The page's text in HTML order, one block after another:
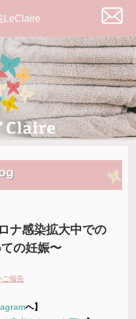
LeClaire
ナ感染拡大中での
の妊娠〜
ご報告
へ】